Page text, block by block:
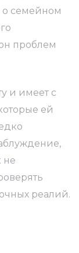
семейном
проблем
и имеет с
ей
не
реалий.